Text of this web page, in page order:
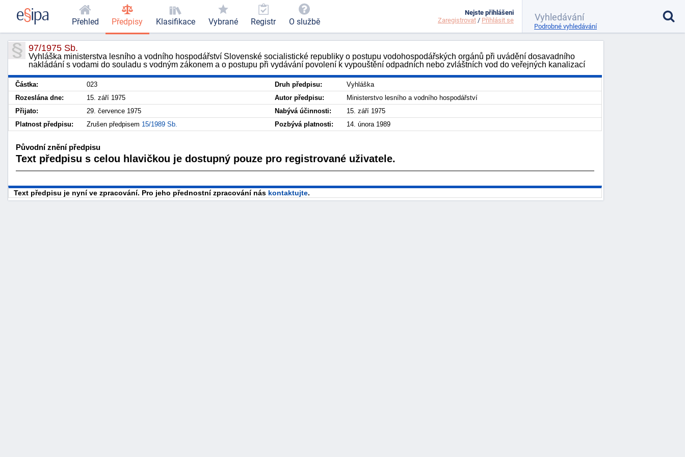
97/1975 Sb.
Vyhláška ministerstva lesního a vodního hospodářství Slovenské socialistické republiky o postupu vodohospodářských orgánů při uvádění dosavadního
nakládání s vodami do souladu s vodným zákonem a o postupu při vydávání povolení k vypouštění odpadních nebo zvláštních vod do veřejných kanalizací
Částka: 023 Druh předpisu:
Vyhláška
Rozeslána dne:
15. září 1975 Autor předpisu:
Ministerstvo lesního a vodního hospodářství
Přijato:
29. července 1975 Nabývá účinnosti:
15. září 1975
Platnost předpisu:
Zrušen předpisem 15/1989 Sb. Pozbývá platnosti: 14. února 1989
Původní znění předpisu
Text předpisu s celou hlavičkou je dostupný pouze pro registrované uživatele.
Text předpisu je nyní ve zpracování. Pro jeho přednostní zpracování nás kontaktujte.
Přehled Předpisy Klasifikace Vybrané Registr O službě
Nejste přihlášeni
Zaregistrovat / Přihlásit se
Podrobné vyhledávání